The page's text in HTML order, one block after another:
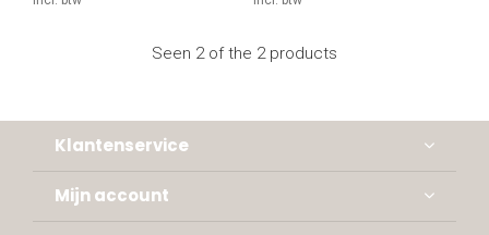
Seen 2 of the 2 products
Klantenservice
Mijn account